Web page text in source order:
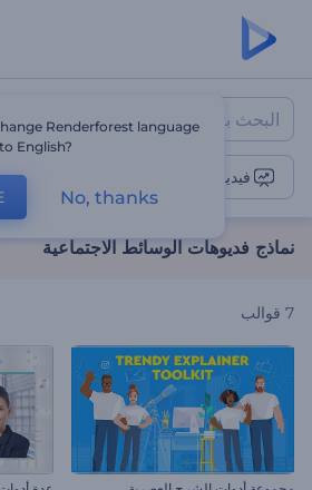
نماذج فديوهات
فيديوهات الوسائط الاجتماعية
نماذج فديوهات الوسائط الاجتماعية
7 قوالب
Renderforest language
to English?
No, thanks